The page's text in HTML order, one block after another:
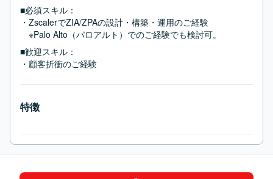
■必須スキル：
・ZscalerでZIA/ZPAの設計・構築・運用のご経験
※Palo Alto（パロアルト）でのご経験でも検討可。
■歓迎スキル：
・顧客折衝のご経験
特徴